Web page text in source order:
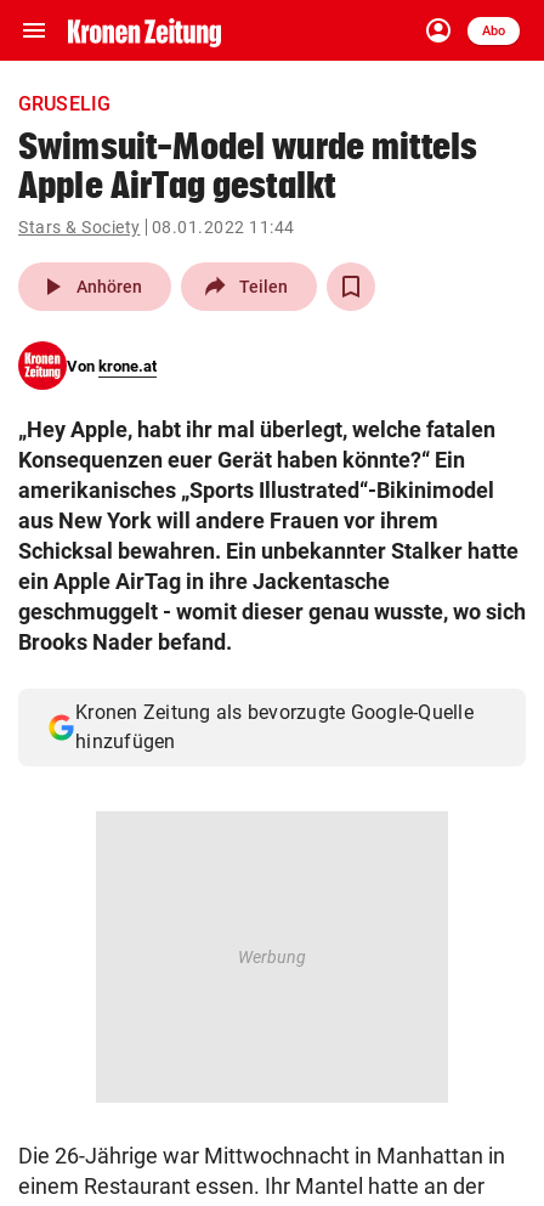
menu Navigation
ein-/ausklappen
account_circle
Anmelden
Abo
close Schließen
account_circle Anmelden
pin_drop
Wien arrow_right
search
eingeben
Muthgasse 2, 1190 Wien
GRUSELIG
Swimsuit-Model wurde mittels
Apple AirTag gestalkt
Stars & Society 08.01.2022 11:44
play_arrow Anhören Teilen
Von krone.at
„Hey Apple, habt ihr mal überlegt, welche fatalen
Konsequenzen euer Gerät haben könnte?“ Ein
amerikanisches „Sports Illustrated“-Bikinimodel
aus New York will andere Frauen vor ihrem
Schicksal bewahren. Ein unbekannter Stalker hatte
ein Apple AirTag in ihre Jackentasche
geschmuggelt - womit dieser genau wusste, wo sich
Brooks Nader befand.
Kronen Zeitung als bevorzugte Google-Quelle
hinzufügen
Die 26-Jährige war Mittwochnacht in Manhattan in
einem Restaurant essen. Ihr Mantel hatte an der